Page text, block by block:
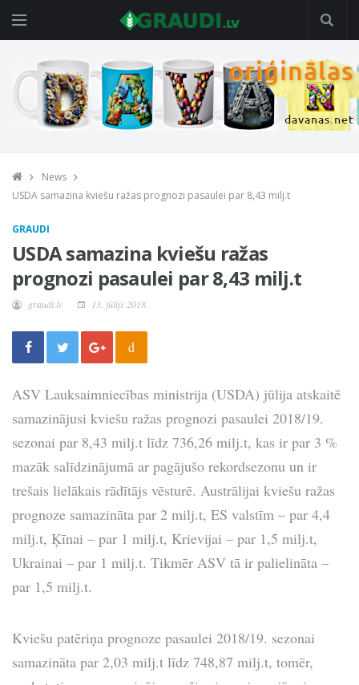
News
USDA samazina kviešu ražas prognozi pasaulei par 8,43 milj.t
GRAUDI
USDA samazina kviešu ražas
prognozi pasaulei par 8,43 milj.t
graudi.lv 13. jūlijs 2018.
d
ASV Lauksaimniecības ministrija (USDA) jūlija atskaitē
samazinājusi kviešu ražas prognozi pasaulei 2018/19.
sezonai par 8,43 milj.t līdz 736,26 milj.t, kas ir par 3 %
mazāk salīdzinājumā ar pagājušo rekordsezonu un ir
trešais lielākais rādītājs vēsturē. Austrālijai kviešu ražas
prognoze samazināta par 2 milj.t, ES valstīm – par 4,4
milj.t, Ķīnai – par 1 milj.t, Krievijai – par 1,5 milj.t,
Ukrainai – par 1 milj.t. Tikmēr ASV tā ir palielināta –
par 1,5 milj.t.
Kviešu patēriņa prognoze pasaulei 2018/19. sezonai
samazināta par 2,03 milj.t līdz 748,87 milj.t, tomēr,